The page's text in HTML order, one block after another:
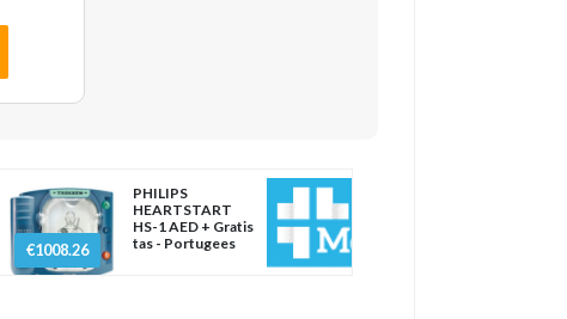
€1008.26
PHILIPS
HEARTSTART
HS-1 AED + Gratis
tas - Portugees